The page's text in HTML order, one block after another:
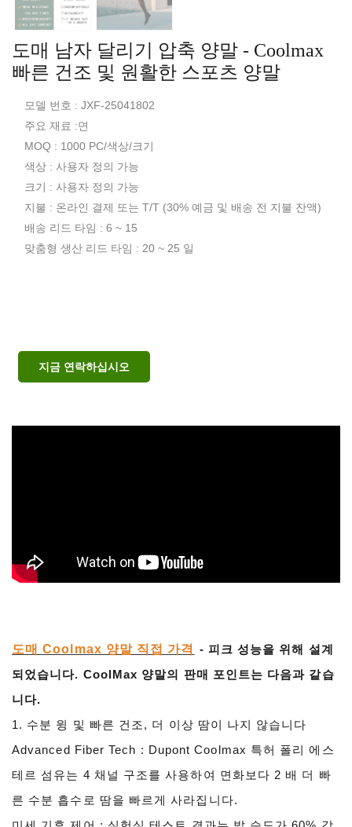
도매 남자 달리기 압축 양말 - Coolmax
빠른 건조 및 원활한 스포츠 양말
모델 번호 : JXF-25041802
주요 재료 :면
MOQ : 1000 PC/색상/크기
색상 : 사용자 정의 가능
크기 : 사용자 정의 가능
지불 : 온라인 결제 또는 T/T (30% 예금 및 배송 전 지불 잔액)
배송 리드 타임 : 6 ~ 15
맞춤형 생산 리드 타임 : 20 ~ 25 일
지금 연락하십시오
도매 Coolmax 양말 직접 가격
- 피크 성능을 위해 설계
되었습니다. CoolMax 양말의 판매 포인트는 다음과 같습
니다.
1. 수분 윙 및 빠른 건조, 더 이상 땀이 나지 않습니다
Advanced Fiber Tech : Dupont Coolmax 특허 폴리 에스
테르 섬유는 4 채널 구조를 사용하여 면화보다 2 배 더 빠
른 수분 흡수로 땀을 빠르게 사라집니다.